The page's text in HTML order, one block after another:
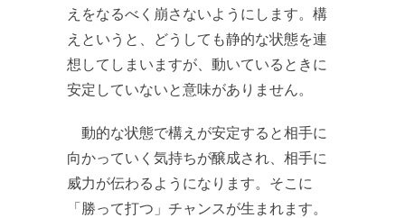
えをなるべく崩さないようにします。構
えというと、どうしても静的な状態を連
想してしまいますが、動いているときに
安定していないと意味がありません。
動的な状態で構えが安定すると相手に
向かっていく気持ちが醸成され、相手に
威力が伝わるようになります。そこに
「勝って打つ」チャンスが生まれます。